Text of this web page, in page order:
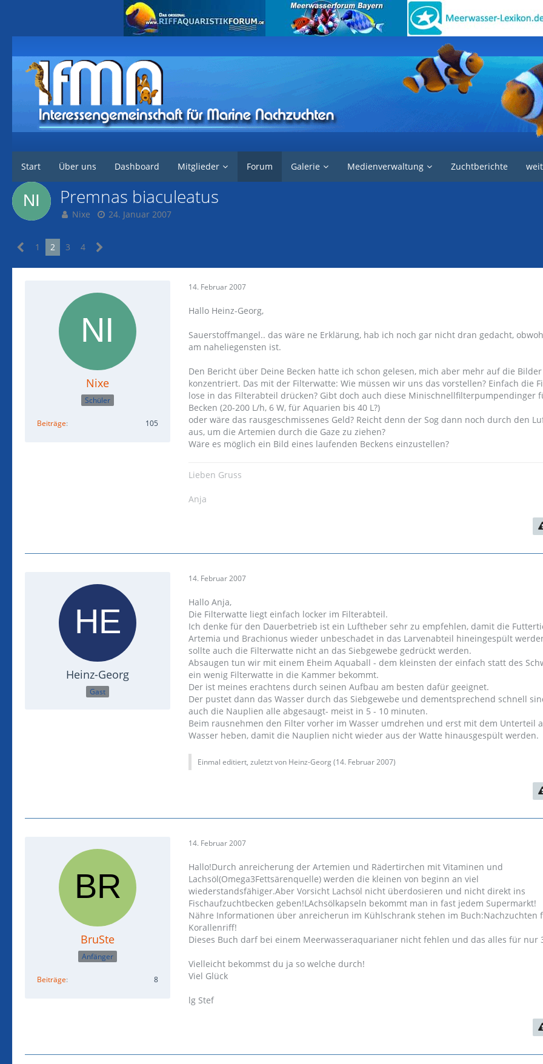
Start Über uns Dashboard Mitglieder Forum Galerie Medienverwaltung Zuchtberichte
Premnas biaculeatus
Nixe 24. Januar 2007
1 2 3 4
Nixe
Schüler
Beiträge 105
14. Februar 2007
Hallo Heinz-Georg,
Sauerstoffmangel.. das wäre ne Erklärung, hab ich noch gar nicht dran gedacht,
am naheliegensten ist.
Den Bericht über Deine Becken hatte ich schon gelesen, mich aber mehr auf die Bilder
konzentriert. Das mit der Filterwatte: Wie müssen wir uns das vorstellen? Einfach die
lose in das Filterabteil drücken? Gibt doch auch diese Minischnellfilterpumpendinger
Becken (20-200 L/h, 6 W, für Aquarien bis 40 L?)
oder wäre das rausgeschmissenes Geld? Reicht denn der Sog dann noch durch den
aus, um die Artemien durch die Gaze zu ziehen?
Wäre es möglich ein Bild eines laufenden Beckens einzustellen?
Lieben Gruss
Anja
Heinz-Georg
Gast
14. Februar 2007
Hallo Anja,
Die Filterwatte liegt einfach locker im Filterabteil.
Ich denke für den Dauerbetrieb ist ein Luftheber sehr zu empfehlen, damit die
Artemia und Brachionus wieder unbeschadet in das Larvenabteil hineingespült
sollte auch die Filterwatte nicht an das Siebgewebe gedrückt werden.
Absaugen tun wir mit einem Eheim Aquaball - dem kleinsten der einfach statt des
ein wenig Filterwatte in die Kammer bekommt.
Der ist meines erachtens durch seinen Aufbau am besten dafür geeignet.
Der pustet dann das Wasser durch das Siebgewebe und dementsprechend schnell
auch die Nauplien alle abgesaugt- meist in 5 - 10 minuten.
Beim rausnehmen den Filter vorher im Wasser umdrehen und erst mit dem Unterteil
Wasser heben, damit die Nauplien nicht wieder aus der Watte hinausgespült werden.
Einmal editiert, zuletzt von Heinz-Georg (14. Februar 2007)
BruSte
Anfänger
Beiträge 8
14. Februar 2007
Hallo!Durch anreicherung der Artemien und Rädertirchen mit Vitaminen und
Lachsöl(Omega3Fettsärenquelle) werden die kleinen von beginn an viel
wiederstandsfähiger.Aber Vorsicht Lachsöl nicht überdosieren und nicht direkt ins
Fischaufzuchtbecken geben!LAchsölkapseln bekommt man in fast jedem Supermarkt!
Nähre Informationen über anreicherun im Kühlschrank stehen im Buch:Nachzuchten
Korallenriff!
Dieses Buch darf bei einem Meerwasseraquarianer nicht fehlen und das alles für nur
Vielleicht bekommst du ja so welche durch!
Viel Glück
lg Stef